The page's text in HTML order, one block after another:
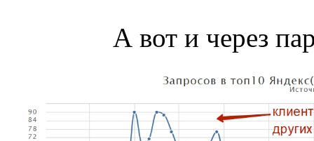
А вот и через